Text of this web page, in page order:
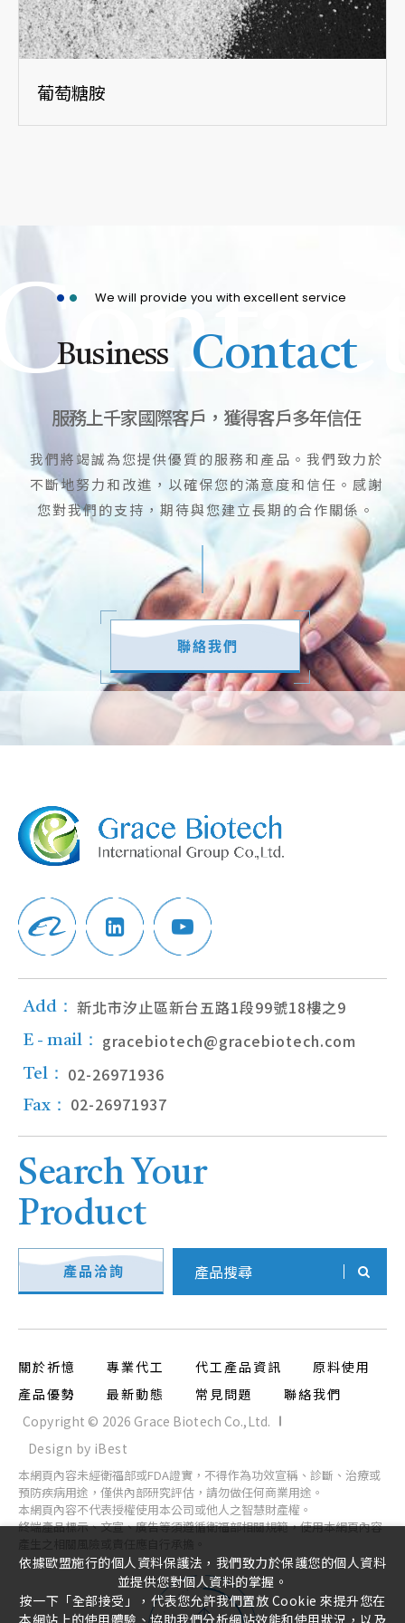
葡萄糖胺
We will provide you with excellent service
Business Contact
服務上千家國際客戶，獲得客戶多年信任
我們將竭誠為您提供優質的服務和產品。我們致力於
不斷地努力和改進，以確保您的滿意度和信任。感謝
您對我們的支持，期待與您建立長期的合作關係。
聯絡我們
Add： 新北市汐止區新台五路1段99號18樓之9
E - mail： gracebiotech@gracebiotech.com
Tel： 02-26971936
Fax： 02-26971937
Search Your
Product
產品洽詢
關於祈憶 專業代工 代工產品資訊
原料使用
產品優勢
最新動態 常見問題
聯絡我們
Copyright © 2026 Grace Biotech Co.,Ltd.
Design by iBest
本網頁內容未經衛福部或FDA證實，不得作為功效宣稱、診斷、治療或
預防疾病用途，僅供內部研究評估，請勿做任何商業用途。
本網頁內容不代表授權使用本公司或他人之智慧財產權。
終端產品標示、文宣、廣告等須遵循衛福部相關規範，使用本網頁內容
依據歐盟施行的個人資料保護法，我們致力於保護您的個人資料
並提供您對個人資料的掌握。
按一下「全部接受」，代表您允許我們置放 Cookie 來提升您在
本網站上的使用體驗、協助我們分析網站效能和使用狀況，以及